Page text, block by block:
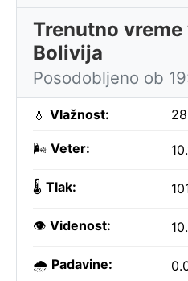
Trenutno
Bolivija
Posodobljeno ob
💧 Vlažnost:
🌬️ Veter:
🌡️ Tlak:
👁️ Videnost:
🌧️ Padavine: